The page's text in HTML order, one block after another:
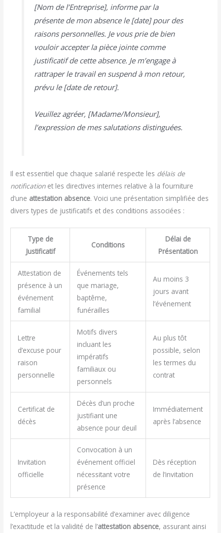
[Nom de l’Entreprise], informe par la
présente de mon absence le [date] pour des
raisons personnelles. Je vous prie de bien
vouloir accepter la pièce jointe comme
justificatif de cette absence. Je m’engage à
rattraper le travail en suspend à mon retour,
prévu le [date de retour].
Veuillez agréer, [Madame/Monsieur],
l’expression de mes salutations distinguées.
Il est essentiel que chaque salarié respecte les délais de
notificationet les directives internes relative à la fourniture
d’une attestation absence. Voici une présentation simplifiée des
divers types de justificatifs et des conditions associées :
Type de
Justificatif
Conditions
Délai de
Présentation
Attestation de
présence à un
événement
familial
Événements tels
que mariage,
baptême,
funérailles
Au moins 3
jours avant
l’événement
Lettre
d’excuse pour
raison
personnelle
Motifs divers
incluant les
impératifs
familiaux ou
personnels
Au plus tôt
possible, selon
les termes du
contrat
Certificat de
décès
Décès d’un proche
justifiant une
absence pour deuil
Immédiatement
après l’absence
Invitation
officielle
Convocation à un
événement officiel
nécessitant votre
présence
Dès réception
de l’invitation
L’employeur a la responsabilité d’examiner avec diligence
l’exactitude et la validité de l’attestation absence, assurant ainsi